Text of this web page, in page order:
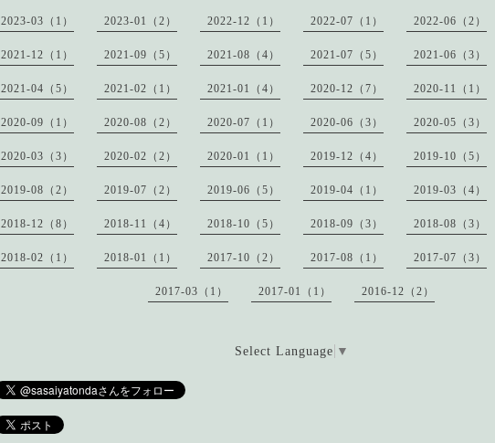
2023-03（1） 2023-01（2） 2022-12（1） 2022-07（1） 2022-06（2）
2021-12（1） 2021-09（5） 2021-08（4） 2021-07（5） 2021-06（3）
2021-04（5） 2021-02（1） 2021-01（4） 2020-12（7） 2020-11（1）
2020-09（1） 2020-08（2） 2020-07（1） 2020-06（3） 2020-05（3）
2020-03（3） 2020-02（2） 2020-01（1） 2019-12（4） 2019-10（5）
2019-08（2） 2019-07（2） 2019-06（5） 2019-04（1） 2019-03（4）
2018-12（8） 2018-11（4） 2018-10（5） 2018-09（3） 2018-08（3）
2018-02（1） 2018-01（1） 2017-10（2） 2017-08（1） 2017-07（3）
2017-03（1） 2017-01（1） 2016-12（2）
Select Language ▼